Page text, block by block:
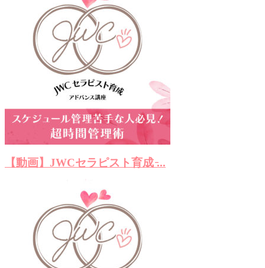
【動画】JWCセラピスト育成 ̵...